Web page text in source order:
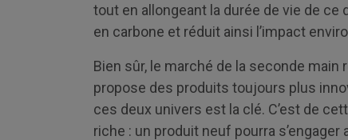
tout en allongeant la durée de vie de
en carbone et réduit ainsi l’impact
Bien sûr, le marché de la seconde
propose des produits toujours plus
ces deux univers est la clé. C’est de
riche : un produit neuf pourra